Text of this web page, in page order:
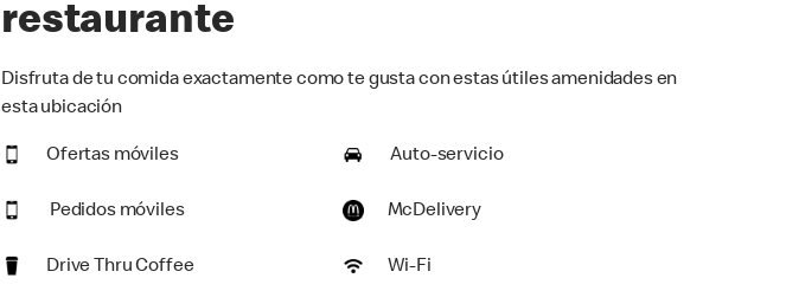
restaurante
Disfruta de tu comida exactamente como te gusta con estas útiles amenidades en
esta ubicación
Ofertas móviles Auto-servicio
Pedidos móviles McDelivery
Drive Thru Coffee Wi-Fi